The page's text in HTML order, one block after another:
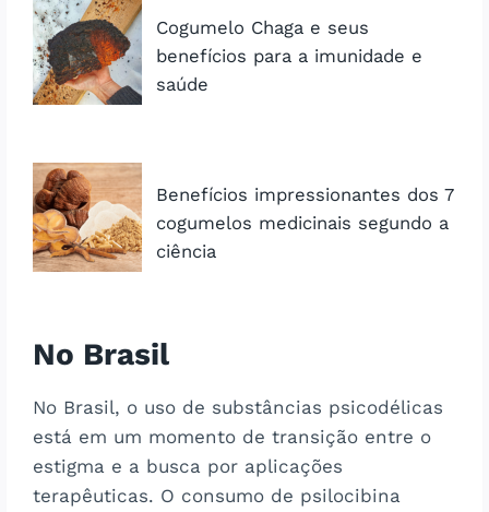
Cogumelo Chaga e seus
benefícios para a imunidade e
saúde
Benefícios impressionantes dos 7
cogumelos medicinais segundo a
ciência
No Brasil
No Brasil, o uso de substâncias psicodélicas
está em um momento de transição entre o
estigma e a busca por aplicações
terapêuticas. O consumo de psilocibina